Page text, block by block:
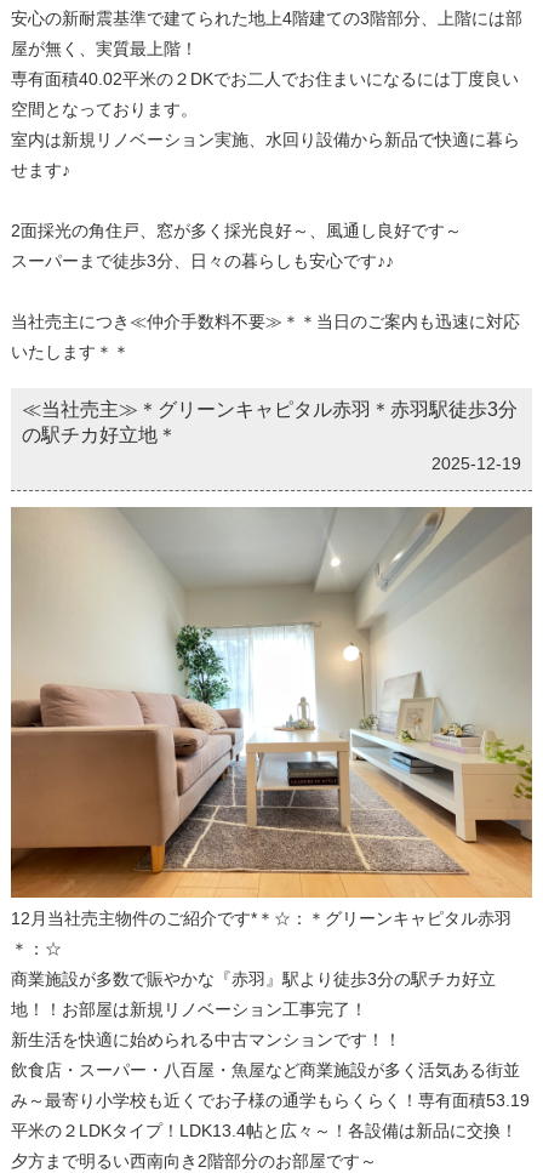
安心の新耐震基準で建てられた地上4階建ての3階部分、上階には部
屋が無く、実質最上階！
専有面積40.02平米の２DKでお二人でお住まいになるには丁度良い
空間となっております。
室内は新規リノベーション実施、水回り設備から新品で快適に暮ら
せます♪
2面採光の角住戸、窓が多く採光良好～、風通し良好です～
スーパーまで徒歩3分、日々の暮らしも安心です♪♪
当社売主につき≪仲介手数料不要≫＊＊当日のご案内も迅速に対応
いたします＊＊
≪当社売主≫＊グリーンキャピタル赤羽＊赤羽駅徒歩3分
の駅チカ好立地＊
2025-12-19
12月当社売主物件のご紹介です*＊☆：＊グリーンキャピタル赤羽
＊：☆
商業施設が多数で賑やかな『赤羽』駅より徒歩3分の駅チカ好立
地！！お部屋は新規リノベーション工事完了！
新生活を快適に始められる中古マンションです！！
飲食店・スーパー・八百屋・魚屋など商業施設が多く活気ある街並
み～最寄り小学校も近くでお子様の通学もらくらく！専有面積53.19
平米の２LDKタイプ！LDK13.4帖と広々～！各設備は新品に交換！
夕方まで明るい西南向き2階部分のお部屋です～